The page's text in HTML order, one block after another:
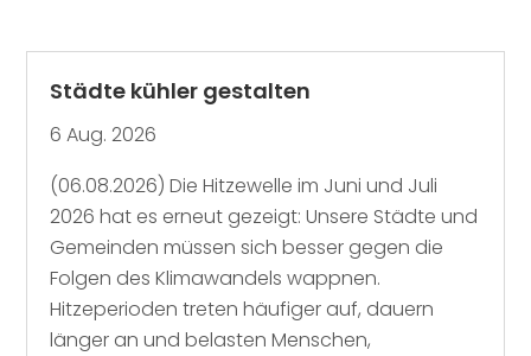
Städte kühler gestalten
6 Aug. 2026
(06.08.2026) Die Hitzewelle im Juni und Juli
2026 hat es erneut gezeigt: Unsere Städte und
Gemeinden müssen sich besser gegen die
Folgen des Klimawandels wappnen.
Hitzeperioden treten häufiger auf, dauern
länger an und belasten Menschen,